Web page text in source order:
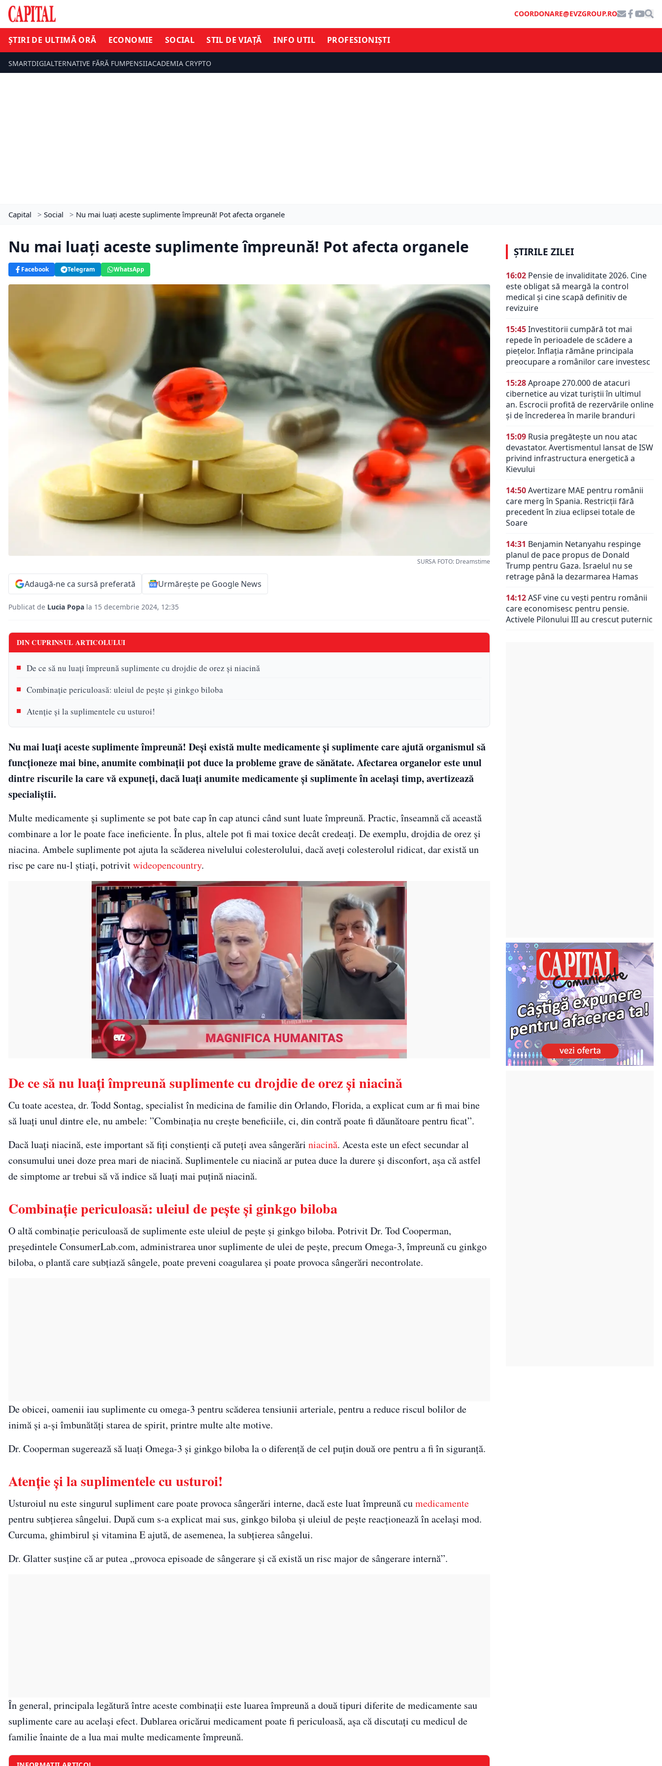
COORDONARE@EVZGROUP.RO
ȘTIRI DE ULTIMĂ ORĂ ECONOMIE SOCIAL STIL DE VIAȚĂ INFO UTIL PROFESIONIȘTI
SMARTDIGIALTERNATIVE FĂRĂ FUMPENSIIACADEMIA CRYPTO
Capital > Social > Nu mai luați aceste suplimente împreună! Pot afecta organele
Nu mai luați aceste suplimente împreună! Pot afecta organele
Facebook Telegram WhatsApp
SURSA FOTO: Dreamstime
Adaugă-ne ca sursă preferată Urmărește pe Google News
Publicat de Lucia Popa la 15 decembrie 2024, 12:35
DIN CUPRINSUL ARTICOLULUI
De ce să nu luați împreună suplimente cu drojdie de orez și niacină
Combinație periculoasă: uleiul de pește și ginkgo biloba
Atenție și la suplimentele cu usturoi!
Nu mai luați aceste suplimente împreună! Deși există multe medicamente și suplimente care ajută organismul să
funcționeze mai bine, anumite combinații pot duce la probleme grave de sănătate. Afectarea organelor este unul
dintre riscurile la care vă expuneți, dacă luați anumite medicamente și suplimente în același timp, avertizează
specialiștii.
Multe medicamente și suplimente se pot bate cap în cap atunci când sunt luate împreună. Practic, înseamnă că această
combinare a lor le poate face ineficiente. În plus, altele pot fi mai toxice decât credeați. De exemplu, drojdia de orez și
niacina. Ambele suplimente pot ajuta la scăderea nivelului colesterolului, dacă aveți colesterolul ridicat, dar există un
risc pe care nu-l știați, potrivitwideopencountry.
De ce să nu luați împreună suplimente cu drojdie de orez și niacină
Cu toate acestea, dr. Todd Sontag, specialist în medicina de familie din Orlando, Florida, a explicat cum ar fi mai bine
să luați unul dintre ele, nu ambele: ”Combinația nu crește beneficiile, ci, din contră poate fi dăunătoare pentru ficat”.
Dacă luați niacină, este important să fiți conștienți că puteți avea sângerări niacină. Acesta este un efect secundar al
consumului unei doze prea mari de niacină. Suplimentele cu niacină ar putea duce la durere și disconfort, așa că astfel
de simptome ar trebui să vă indice să luați mai puțină niacină.
Combinație periculoasă: uleiul de pește și ginkgo biloba
O altă combinație periculoasă de suplimente este uleiul de pește și ginkgo biloba. Potrivit Dr. Tod Cooperman,
președintele ConsumerLab.com, administrarea unor suplimente de ulei de pește, precum Omega-3, împreună cu ginkgo
biloba, o plantă care subțiază sângele, poate preveni coagularea și poate provoca sângerări necontrolate.
De obicei, oamenii iau suplimente cu omega-3 pentru scăderea tensiunii arteriale, pentru a reduce riscul bolilor de
inimă și a-și îmbunătăți starea de spirit, printre multe alte motive.
Dr. Cooperman sugerează să luați Omega-3 și ginkgo biloba la o diferență de cel puțin două ore pentru a fi în siguranță.
Atenție și la suplimentele cu usturoi!
Usturoiul nu este singurul supliment care poate provoca sângerări interne, dacă este luat împreună cumedicamente
pentru subțierea sângelui. După cum s-a explicat mai sus, ginkgo biloba și uleiul de pește reacționează în același mod.
Curcuma, ghimbirul și vitamina E ajută, de asemenea, la subțierea sângelui.
Dr. Glatter susține că ar putea „provoca episoade de sângerare și că există un risc major de sângerare internă”.
În general, principala legătură între aceste combinații este luarea împreună a două tipuri diferite de medicamente sau
suplimente care au același efect. Dublarea oricărui medicament poate fi periculoasă, așa că discutați cu medicul de
familie înainte de a lua mai multe medicamente împreună.
ȘTIRILE ZILEI
16:02 Pensie de invaliditate 2026. Cine
este obligat să meargă la control
medical și cine scapă definitiv de
revizuire
15:45Investitorii cumpără tot mai
repede în perioadele de scădere a
piețelor. Inflația rămâne principala
preocupare a românilor care investesc
15:28Aproape 270.000 de atacuri
cibernetice au vizat turiștii în ultimul
an. Escrocii profită de rezervările online
și de încrederea în marile branduri
15:09 Rusia pregătește un nou atac
devastator. Avertismentul lansat de ISW
privind infrastructura energetică a
Kievului
14:50Avertizare MAE pentru românii
care merg în Spania. Restricții fără
precedent în ziua eclipsei totale de
Soare
14:31 Benjamin Netanyahu respinge
planul de pace propus de Donald
Trump pentru Gaza. Israelul nu se
retrage până la dezarmarea Hamas
14:12ASF vine cu vești pentru românii
care economisesc pentru pensie.
Activele Pilonului III au crescut puternic